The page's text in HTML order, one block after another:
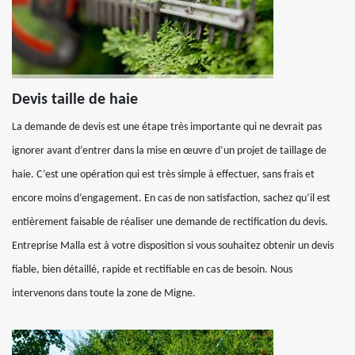
Devis taille de haie
La demande de devis est une étape très importante qui ne devrait pas
ignorer avant d’entrer dans la mise en œuvre d’un projet de taillage de
haie. C’est une opération qui est très simple à effectuer, sans frais et
encore moins d’engagement. En cas de non satisfaction, sachez qu’il est
entièrement faisable de réaliser une demande de rectification du devis.
Entreprise Malla est à votre disposition si vous souhaitez obtenir un devis
fiable, bien détaillé, rapide et rectifiable en cas de besoin. Nous
intervenons dans toute la zone de Migne.